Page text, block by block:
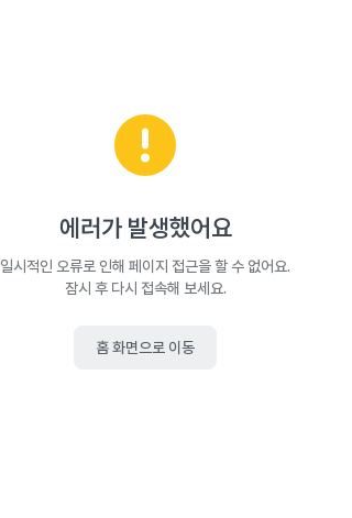
에러가 발생했어요
일시적인 오류로 인해 페이지 접근을 할 수 없어요.
잠시 후 다시 접속해 보세요.
홈 화면으로 이동